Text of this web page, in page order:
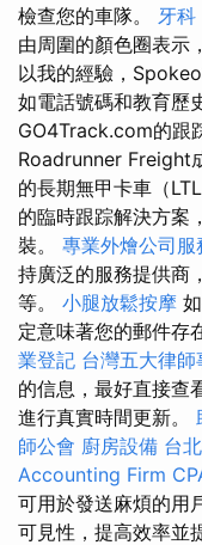
檢查您的車隊。 牙科
由周圍的顏色圈表示
以我的經驗，
如電話號碼和教育歷
GO4Track.com的跟
Roadrunner Freight
的長期無甲卡車（
的臨時跟踪解決方案
裝。 專業外燴公司服
持廣泛的服務提供商
等。 小腿放鬆按摩
定意味著您的郵件存
業登記 台灣五大律師
的信息，最好直接查
進行真實時間更新。
師公會 廚房設備 台
Accounting Firm
可用於發送麻煩的用
可見性，提高效率並